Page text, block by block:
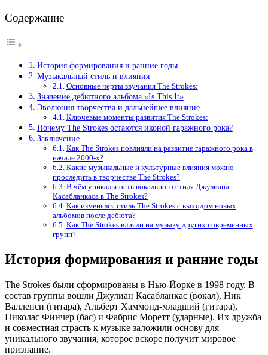
Содержание
История формирования и ранние годы
Музыкальный стиль и влияния
Основные черты звучания The Strokes:
Значение дебютного альбома «Is This It»
Эволюция творчества и дальнейшее влияние
Ключевые моменты развития The Strokes:
Почему The Strokes остаются иконой гаражного рока?
Заключение
Как The Strokes повлияли на развитие гаражного рока в
начале 2000-х?
Какие музыкальные и культурные влияния можно
проследить в творчестве The Strokes?
В чём уникальность вокального стиля Джулиана
Касабланкаса в The Strokes?
Как изменялся стиль The Strokes с выходом новых
альбомов после дебюта?
Как The Strokes влияли на музыку других современных
групп?
История формирования и ранние годы
The Strokes были сформированы в Нью-Йорке в 1998 году. В
состав группы вошли Джулиан Касабланкас (вокал), Ник
Валленси (гитара), Альберт Хаммонд-младший (гитара),
Николас Финчер (бас) и Фабрис Моретт (ударные). Их дружба
и совместная страсть к музыке заложили основу для
уникального звучания, которое вскоре получит мировое
признание.